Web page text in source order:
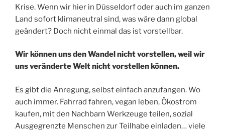
Krise. Wenn wir hier in Düsseldorf oder auch im ganzen
Land sofort klimaneutral sind, was wäre dann global
geändert? Doch nicht einmal das ist vorstellbar.
Wir können uns den Wandel nicht vorstellen, weil wir
uns veränderte Welt nicht vorstellen können.
Es gibt die Anregung, selbst einfach anzufangen. Wo
auch immer. Fahrrad fahren, vegan leben, Ökostrom
kaufen, mit den Nachbarn Werkzeuge teilen, sozial
Ausgegrenzte Menschen zur Teilhabe einladen… viele